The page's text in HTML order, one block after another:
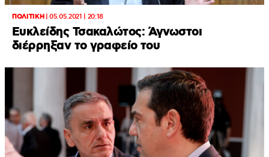
ΠΟΛΙΤΙΚΗ|05.05.2021 | 20:18
Ευκλείδης Τσακαλώτος: Άγνωστοι
διέρρηξαν το γραφείο του